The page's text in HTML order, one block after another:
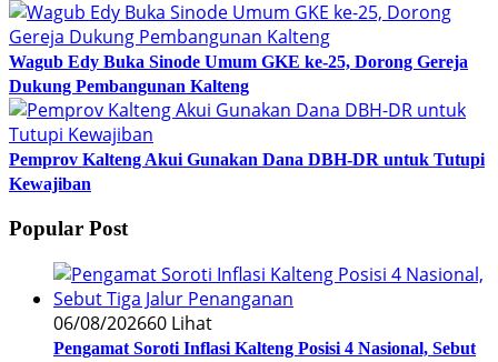
Wagub Edy Buka Sinode Umum GKE ke-25, Dorong Gereja
Dukung Pembangunan Kalteng
Pemprov Kalteng Akui Gunakan Dana DBH-DR untuk Tutupi
Kewajiban
Popular Post
06/08/202660 Lihat
Pengamat Soroti Inflasi Kalteng Posisi 4 Nasional, Sebut